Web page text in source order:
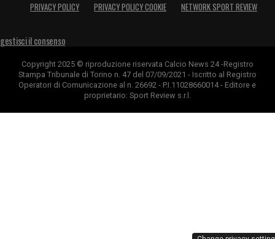
PRIVACY POLICY
PRIVACY POLICY COOKIE NETWORK SPORT REVIEW
gestisci il consenso
Copyright 2025 © riproduzione riservata Calcio News 24 -Registro
Stampa Tribunale di Torino n. 47 del 07/09/2021 - Iscritto al Registro
Operatori di Comunicazione al n. 26692 - P.I.11028660014 - Editore e
proprietario: Sport Review s.r.l.